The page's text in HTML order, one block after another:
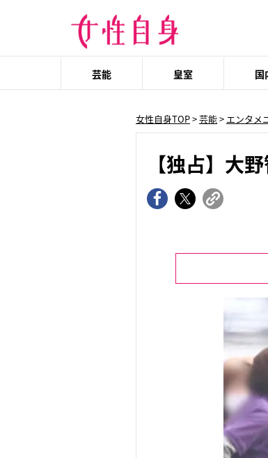
芸能 皇室 国
女性自身TOP>芸能> エンタメ
【独占】大